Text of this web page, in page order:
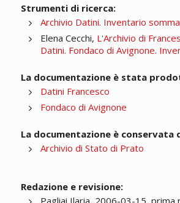
Strumenti di ricerca:
Archivio Datini. Inventario
Elena Cecchi, L'Archivio di
Datini. Fondaco di Avignone.
La documentazione è stata
Datini Francesco
Fondaco di Avignone
La documentazione è conservata
Archivio di Stato di Prato
Redazione e revisione: